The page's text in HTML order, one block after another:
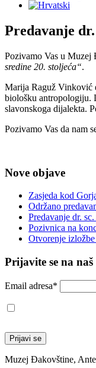
Predavanje
Pozivamo Vas u Muzej
sredine 20. stoljeća“.
Marija Raguž Vinković
biološku antropologiju.
slavonskoga dijalekta.
Pozivamo Vas da nam
Nove objave
Zasjeda kod
Održano
Predavanje dr.
Pozivnica na
Otvorenje
Prijavite se na naš
Email adresa*
Muzej Đakovštine,